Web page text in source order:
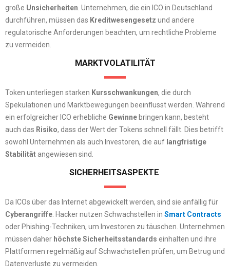
große Unsicherheiten . Unternehmen, die ein ICO in Deutschland
durchführen, müssen das Kreditwesengesetz und andere
regulatorische Anforderungen beachten, um rechtliche Probleme
zu vermeiden.
MARKTVOLATILITÄT
Token unterliegen starken Kursschwankungen, die durch
Spekulationen und Marktbewegungen beeinflusst werden. Während
ein erfolgreicher ICO erhebliche Gewinne bringen kann, besteht
auch das Risiko, dass der Wert der Tokens schnell fällt. Dies betrifft
sowohl Unternehmen als auch Investoren, die auf langfristige
Stabilität angewiesen sind.
SICHERHEITSASPEKTE
Da ICOs über das Internet abgewickelt werden, sind sie anfällig für
Cyberangriffe . Hacker nutzen Schwachstellen in Smart Contracts
oder Phishing-Techniken, um Investoren zu täuschen. Unternehmen
müssen daher höchste Sicherheitsstandards einhalten und ihre
Plattformen regelmäßig auf Schwachstellen prüfen, um Betrug und
Datenverluste zu vermeiden.